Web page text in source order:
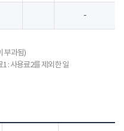
-
부과됨)
: 사용료2를 제외한 일